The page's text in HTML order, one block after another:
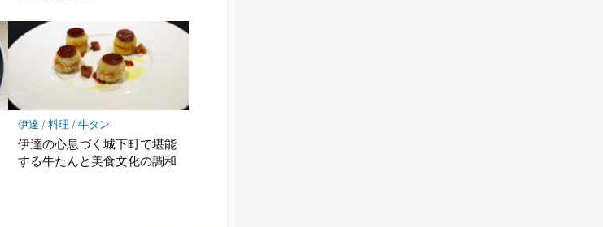
伊達 /料理/牛タン
伊達の心息づく城下町で堪能
する牛たんと美食文化の調和